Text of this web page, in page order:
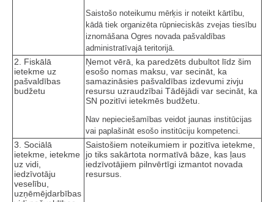
Saistošo noteikumu mērķis ir noteikt kārtību,
kādā tiek organizēta rūpnieciskās zvejas tiesību
iznomāšana Ogres novada pašvaldības
administratīvajā teritorijā.
2. Fiskālā
ietekme uz
pašvaldības
budžetu
Ņemot vērā, ka paredzēts dubultot līdz šim
esošo nomas maksu, var secināt, ka
samazināsies pašvaldības izdevumi zivju
resursu uzraudzībai Tādējādi var secināt, ka
SN pozitīvi ietekmēs budžetu.
Nav nepieciešamības veidot jaunas institūcijas
vai paplašināt esošo institūciju kompetenci.
3. Sociālā
ietekme, ietekme
uz vidi,
iedzīvotāju
veselību,
uzņēmējdarbības
Saistošiem noteikumiem ir pozitīva ietekme,
jo tiks sakārtota normatīvā bāze, kas ļaus
iedzīvotājiem pilnvērtīgi izmantot novada
resursus.